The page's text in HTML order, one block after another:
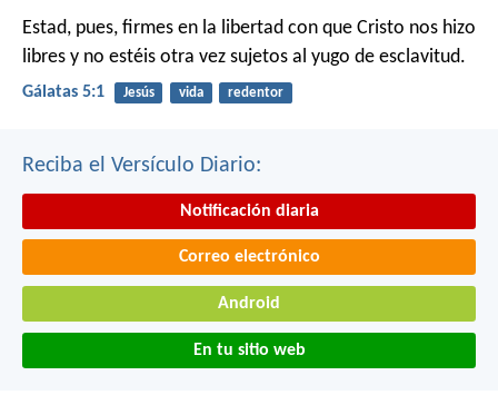
Estad, pues, firmes en la libertad con que Cristo nos hizo
libres y no estéis otra vez sujetos al yugo de esclavitud.
Gálatas 5:1 Jesús vida redentor
Reciba el Versículo Diario:
Notificación diaria
Correo electrónico
Android
En tu sitio web